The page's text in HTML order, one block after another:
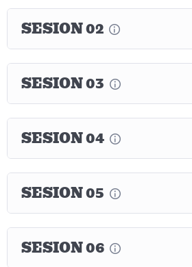
SESION 02
SESION 03
SESION 04
SESION 05
SESION 06